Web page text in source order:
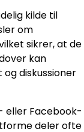
kilde til
om
sikrer, at de
kan
diskussioner
eller Facebook-
deler ofte